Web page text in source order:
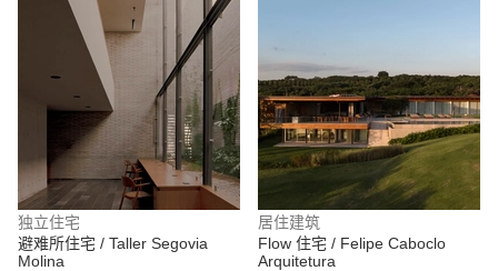
独立住宅
避难所住宅 / Taller Segovia
Molina
居住建筑
Flow 住宅 / Felipe Caboclo
Arquitetura